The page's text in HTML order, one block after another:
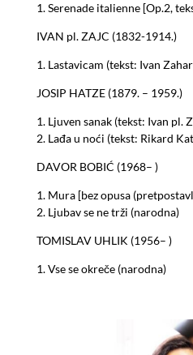
1. Serenade italienne [Op.2,
IVAN pl. ZAJC (1832-1914.)
1. Lastavicam (tekst: Ivan
JOSIP HATZE (1879. – 1959.)
1. Ljuven sanak (tekst: Ivan pl.
2. Lađa u noći (tekst: Rikard
DAVOR BOBIĆ (1968– )
1. Mura [bez opusa
2. Ljubav se ne trži (narodna)
TOMISLAV UHLIK (1956– )
1. Vse se okreče (narodna)